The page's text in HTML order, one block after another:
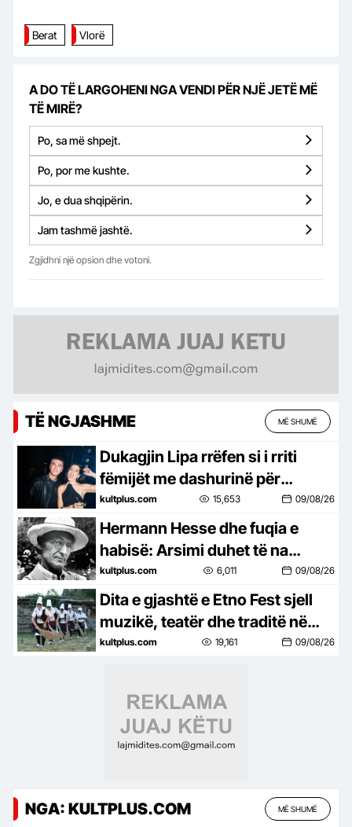
Berat Vlorë
A DO TË LARGOHENI NGA VENDI PËR NJË JETË MË
TË MIRË?
Po, sa më shpejt.
Po, por me kushte.
Jo, e dua shqipërin.
Jam tashmë jashtë.
Zgjidhni një opsion dhe votoni.
TË NGJASHME MË SHUMË
Dukagjin Lipa rrëfen si i rriti
fëmijët me dashurinë për
Kosovën dhe rrënjët shqiptare
kultplus.com 15,653 09/08/26
Hermann Hesse dhe fuqia e
habisë: Arsimi duhet të na
mësojë të përjetojmë jetën
kultplus.com 6,011 09/08/26
Dita e gjashtë e Etno Fest sjell
muzikë, teatër dhe traditë në
Kukaj
kultplus.com 19,161 09/08/26
NGA: KULTPLUS.COM MË SHUMË